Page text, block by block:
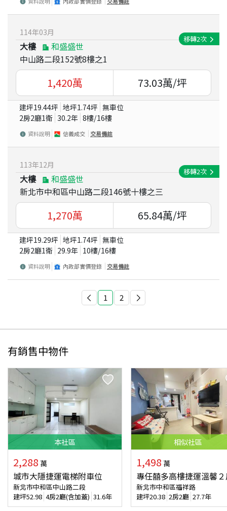
114年03月
大樓
和盛盛世
中山路二段152號8樓之1
移轉2次
1,420萬 73.03萬/坪
建坪19.44坪 地坪1.74坪 無車位
2房2廳1衛 30.2年 8樓/16樓
資料說明 信義成交 交易備註
113年12月
大樓
和盛盛世
新北市中和區中山路二段146號十樓之三
移轉2次
1,270萬 65.84萬/坪
建坪19.29坪 地坪1.74坪 無車位
2房2廳1衛 29.9年 10樓/16樓
資料說明 內政部實價登錄 交易備註
1 2
有銷售中物件
本社區
2,288 萬
城市大隱捷運電梯附車位
新北市中和區中山路二段
建坪52.98 4房2廳(含加蓋) 31.6年
相似社區
1,498 萬
專任囍多高樓捷運溫馨
新北市中和區福祥路
建坪20.38 2房2廳 27.7年